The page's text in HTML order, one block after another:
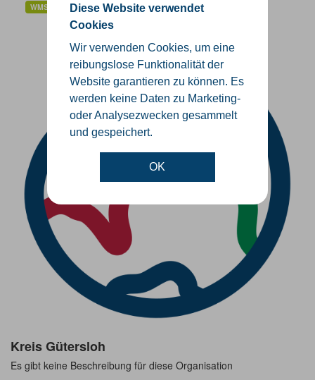
Diese Website verwendet
Cookies
Wir verwenden Cookies, um eine
reibungslose Funktionalität der
Website garantieren zu können. Es
werden keine Daten zu Marketing-
oder Analysezwecken gesammelt
und gespeichert.
OK
Kreis Gütersloh
Es gibt keine Beschreibung für diese Organisation
WMS